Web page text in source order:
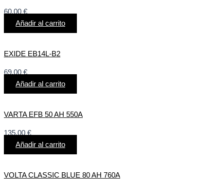
60,00 €
Añadir al carrito
EXIDE EB14L-B2
69,00€
Añadir al carrito
VARTA EFB 50 AH 550A
135,00€
Añadir al carrito
VOLTA CLASSIC BLUE 80 AH 760A